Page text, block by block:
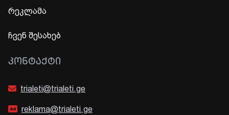
რეკლამა
ჩვენ შესახებ
ᲙᲝᲜᲢᲐᲥᲢᲘ
trialeti@trialeti.ge
reklama@trialeti.ge